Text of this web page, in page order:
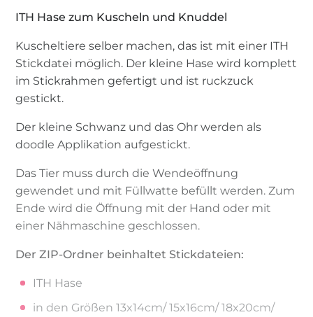
ITH Hase zum Kuscheln und Knuddel
Kuscheltiere selber machen, das ist mit einer ITH
Stickdatei möglich. Der kleine Hase wird komplett
im Stickrahmen gefertigt und ist ruckzuck
gestickt.
Der kleine Schwanz und das Ohr werden als
doodle Applikation aufgestickt.
Das Tier muss durch die Wendeöffnung
gewendet und mit Füllwatte befüllt werden. Zum
Ende wird die Öffnung mit der Hand oder mit
einer Nähmaschine geschlossen.
Der ZIP-Ordner beinhaltet Stickdateien:
ITH Hase
in den Größen 13x14cm/ 15x16cm/ 18x20cm/